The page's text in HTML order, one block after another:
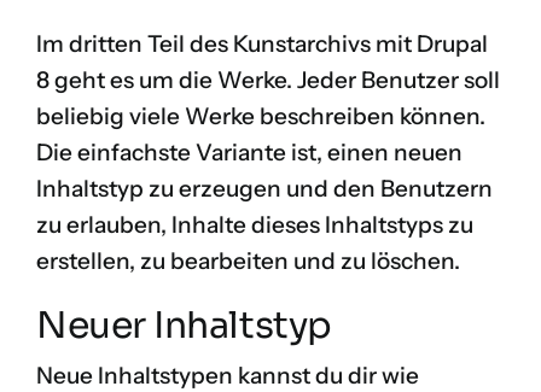
Im dritten Teil des Kunstarchivs mit Drupal
8 geht es um die Werke. Jeder Benutzer soll
beliebig viele Werke beschreiben können.
Die einfachste Variante ist, einen neuen
Inhaltstyp zu erzeugen und den Benutzern
zu erlauben, Inhalte dieses Inhaltstyps zu
erstellen, zu bearbeiten und zu löschen.
Neuer Inhaltstyp
Neue Inhaltstypen kannst du dir wie